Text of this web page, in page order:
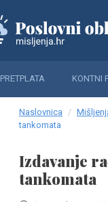
PRETPLATA KONTNI
Naslovnica
tankomata
Izdavanje
tankomata